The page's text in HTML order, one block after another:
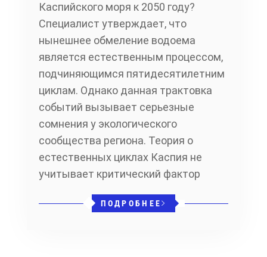
Каспийского моря к 2050 году?
Специалист утверждает, что
нынешнее обмеление водоема
является естественным процессом,
подчиняющимся пятидесятилетним
циклам. Однако данная трактовка
событий вызывает серьезные
сомнения у экологического
сообщества региона. Теория о
естественных циклах Каспия не
учитывает критический фактор
ПОДРОБНЕЕ